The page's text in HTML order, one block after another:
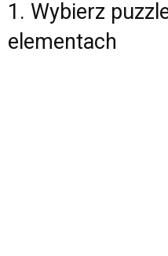
1. Wybierz
elementach